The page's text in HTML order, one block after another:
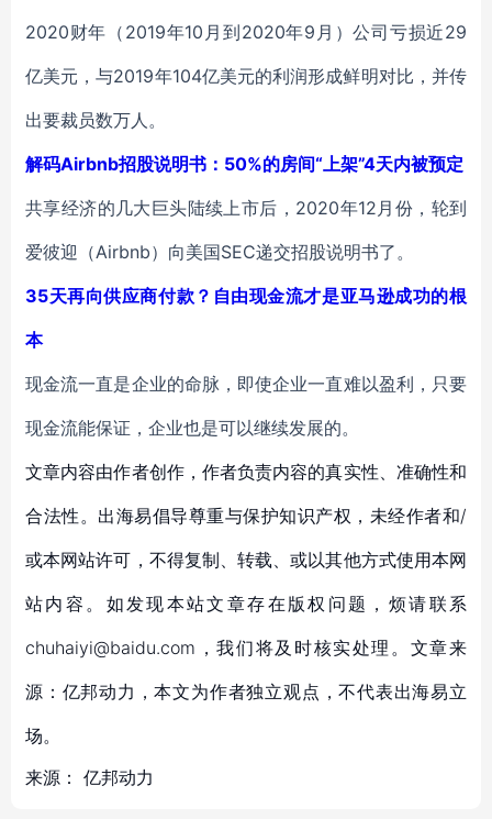
2020财年（2019年10月到2020年9月）公司亏损近29
亿美元，与2019年104亿美元的利润形成鲜明对比，并传
出要裁员数万人。
解码Airbnb招股说明书：50%的房间“上架”4天内被预定
共享经济的几大巨头陆续上市后，2020年12月份，轮到
爱彼迎（Airbnb）向美国SEC递交招股说明书了。
35天再向供应商付款？自由现金流才是亚马逊成功的根
本
现金流一直是企业的命脉，即使企业一直难以盈利，只要
现金流能保证，企业也是可以继续发展的。
文章内容由作者创作，作者负责内容的真实性、准确性和
合法性。出海易倡导尊重与保护知识产权，未经作者和/
或本网站许可，不得复制、转载、或以其他方式使用本网
站内容。如发现本站文章存在版权问题，烦请联系
chuhaiyi@baidu.com，我们将及时核实处理。文章来
源：亿邦动力，本文为作者独立观点，不代表出海易立
场。
来源： 亿邦动力